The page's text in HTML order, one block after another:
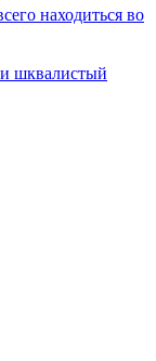
находиться во
и шквалистый